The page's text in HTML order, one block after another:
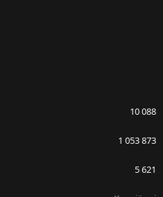
10 088
1 053 873
5 621